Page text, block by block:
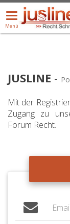
Menü
öffnen/schließen
Menü
ALLE
JUSLINE -
Mit der
Zugang zu
Forum Recht.